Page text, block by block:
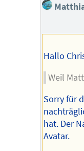
Hallo
Weil
Sorry für
hat. Der
Avatar.